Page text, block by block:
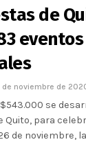
de
de noviembre de
se
Quito, para
de noviembre,